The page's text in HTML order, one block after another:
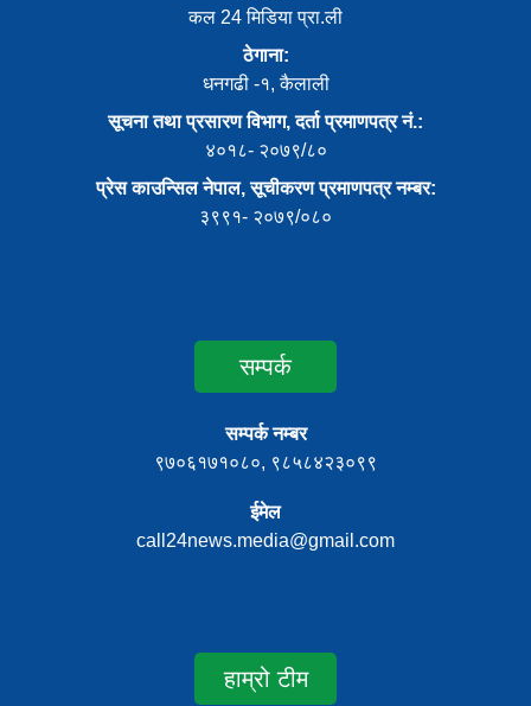
कल 24 मिडिया प्रा.ली
ठेगाना:
धनगढी -१, कैलाली
सूचना तथा प्रसारण विभाग, दर्ता प्रमाणपत्र नं.:
४०१८- २०७९/८०
प्रेस काउन्सिल नेपाल, सूचीकरण प्रमाणपत्र नम्बर:
३९९१- २०७९/०८०
सम्पर्क
सम्पर्क नम्बर
९७०६१७१०८०, ९८५८४२३०९९
ईमेल
call24news.media@gmail.com
हाम्रो टीम